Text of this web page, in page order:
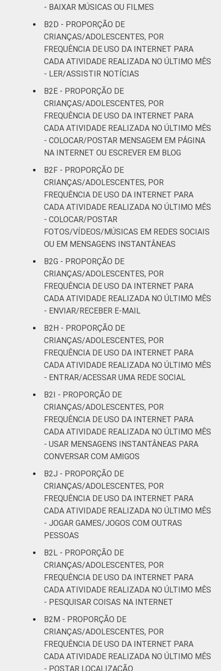
- BAIXAR MÚSICAS OU FILMES
B2D - PROPORÇÃO DE
CRIANÇAS/ADOLESCENTES, POR
FREQUÊNCIA DE USO DA INTERNET PARA
CADA ATIVIDADE REALIZADA NO ÚLTIMO MÊS
- LER/ASSISTIR NOTÍCIAS
B2E - PROPORÇÃO DE
CRIANÇAS/ADOLESCENTES, POR
FREQUÊNCIA DE USO DA INTERNET PARA
CADA ATIVIDADE REALIZADA NO ÚLTIMO MÊS
- COLOCAR/POSTAR MENSAGEM EM PÁGINA
NA INTERNET OU ESCREVER EM BLOG
B2F - PROPORÇÃO DE
CRIANÇAS/ADOLESCENTES, POR
FREQUÊNCIA DE USO DA INTERNET PARA
CADA ATIVIDADE REALIZADA NO ÚLTIMO MÊS
- COLOCAR/POSTAR
FOTOS/VÍDEOS/MÚSICAS EM REDES SOCIAIS
OU EM MENSAGENS INSTANTÂNEAS
B2G - PROPORÇÃO DE
CRIANÇAS/ADOLESCENTES, POR
FREQUÊNCIA DE USO DA INTERNET PARA
CADA ATIVIDADE REALIZADA NO ÚLTIMO MÊS
- ENVIAR/RECEBER E-MAIL
B2H - PROPORÇÃO DE
CRIANÇAS/ADOLESCENTES, POR
FREQUÊNCIA DE USO DA INTERNET PARA
CADA ATIVIDADE REALIZADA NO ÚLTIMO MÊS
- ENTRAR/ACESSAR UMA REDE SOCIAL
B2I - PROPORÇÃO DE
CRIANÇAS/ADOLESCENTES, POR
FREQUÊNCIA DE USO DA INTERNET PARA
CADA ATIVIDADE REALIZADA NO ÚLTIMO MÊS
- USAR MENSAGENS INSTANTÂNEAS PARA
CONVERSAR COM AMIGOS
B2J - PROPORÇÃO DE
CRIANÇAS/ADOLESCENTES, POR
FREQUÊNCIA DE USO DA INTERNET PARA
CADA ATIVIDADE REALIZADA NO ÚLTIMO MÊS
- JOGAR GAMES/JOGOS COM OUTRAS
PESSOAS
B2L - PROPORÇÃO DE
CRIANÇAS/ADOLESCENTES, POR
FREQUÊNCIA DE USO DA INTERNET PARA
CADA ATIVIDADE REALIZADA NO ÚLTIMO MÊS
- PESQUISAR COISAS NA INTERNET
B2M - PROPORÇÃO DE
CRIANÇAS/ADOLESCENTES, POR
FREQUÊNCIA DE USO DA INTERNET PARA
CADA ATIVIDADE REALIZADA NO ÚLTIMO MÊS
- POSTAR LOCALIZAÇÃO